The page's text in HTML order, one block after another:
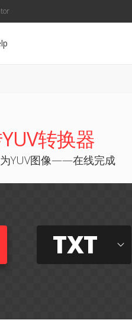
转换器
为YUV图像——在线完成
TXT